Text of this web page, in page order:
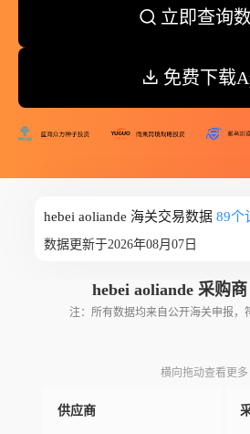
立即查询
免费下载
hebei aoliande 海关交易数据 89个
数据更新于2026年08月07日
hebei aoliande 采购商
注：所有数据均来自公开海关申报，
横向拖动查看更多
供应商